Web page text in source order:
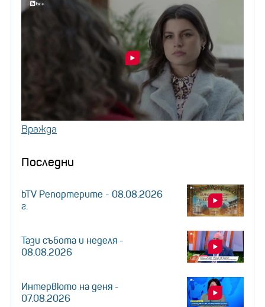
Вражда
Последни
bTV Репортерите - 08.08.2026
г.
Тази събота и неделя -
08.08.2026
Интервюто на деня -
07.08.2026